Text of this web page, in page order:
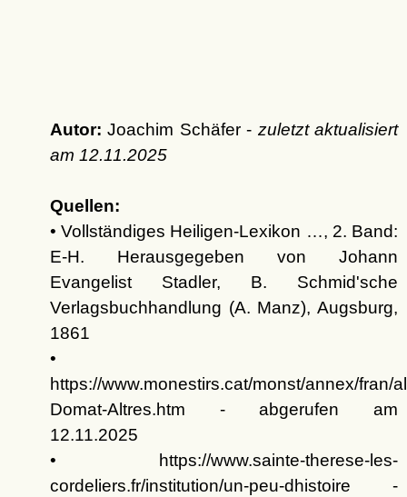
Autor: Joachim Schäfer - zuletzt aktualisiert
am 12.11.2025
Quellen:
• Vollständiges Heiligen-Lexikon …, 2. Band:
E-H. Herausgegeben von Johann
Evangelist Stadler, B. Schmid'sche
Verlagsbuchhandlung (A. Manz), Augsburg,
1861
•
https://www.monestirs.cat/monst/annex/fran/
Domat-Altres.htm - abgerufen am
12.11.2025
• https://www.sainte-therese-les-
cordeliers.fr/institution/un-peu-dhistoire -